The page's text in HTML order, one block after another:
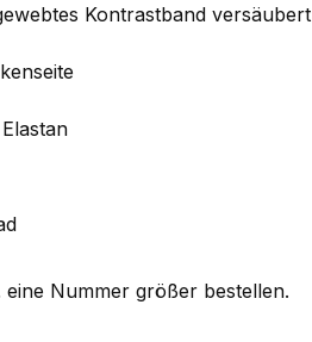
Kontrastband versäubert
Nummer größer bestellen.